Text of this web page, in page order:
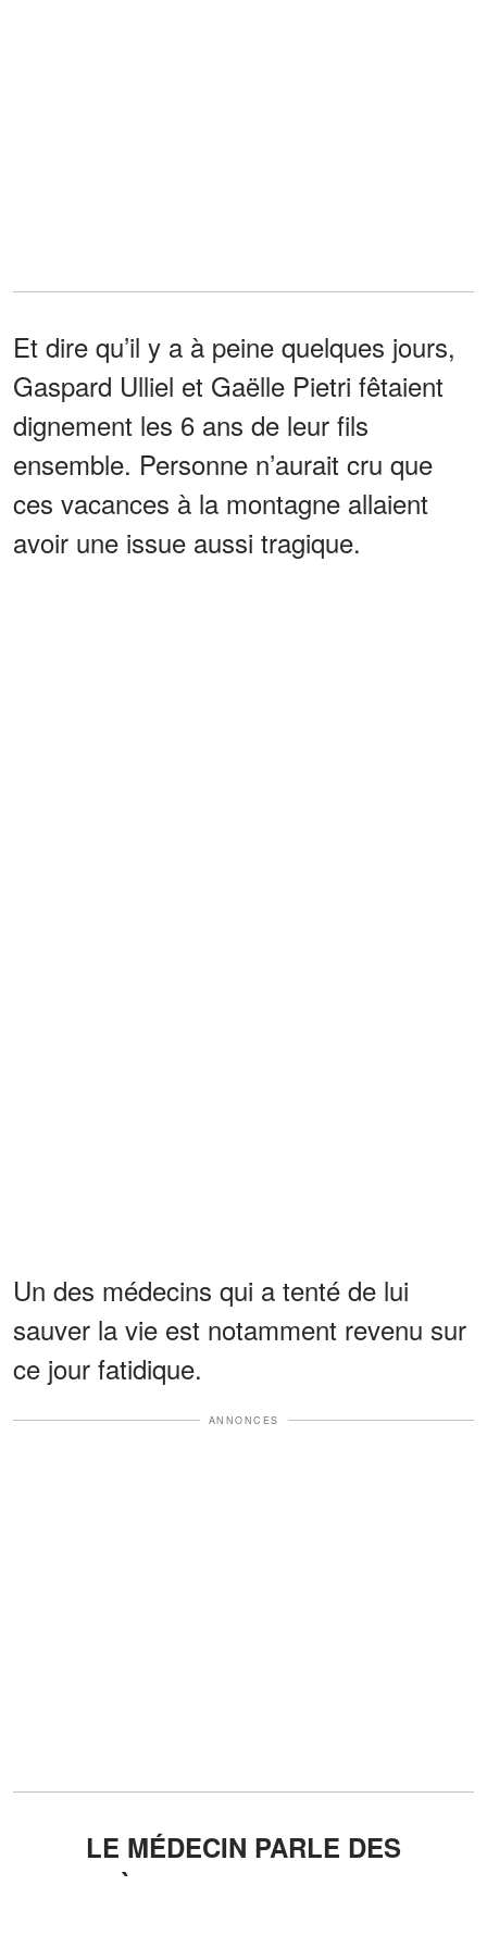
Et dire qu’il y a à peine quelques jours,
Gaspard Ulliel et Gaëlle Pietri fêtaient
dignement les 6 ans de leur fils
ensemble. Personne n’aurait cru que
ces vacances à la montagne allaient
avoir une issue aussi tragique.
Un des médecins qui a tenté de lui
sauver la vie est notamment revenu sur
ce jour fatidique.
ANNONCES
LE MÉDECIN PARLE DES
DERNIÈRES MINUTES DE SA VIE